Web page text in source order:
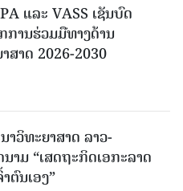
ແລະ VASS ເຊັນບົດ
ານຮ່ວມມືທາງດ້ານ
ສາດ 2026-2030
າວິທະຍາສາດ ລາວ-
າມ “ເສດຖະກິດເອກະລາດ
າຕົນເອງ”